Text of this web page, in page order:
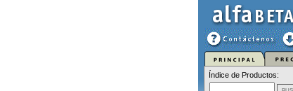
Índice de Productos: